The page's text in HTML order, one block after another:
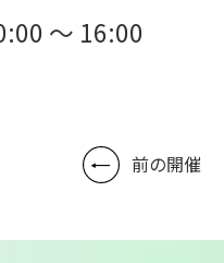
～ 16:00
前の開催